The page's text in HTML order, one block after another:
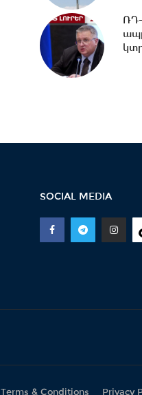
SOCIAL MEDIA
Terms & Conditions Privacy